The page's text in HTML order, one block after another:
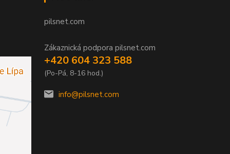
pilsnet.com
Zákaznická podpora pilsnet.com
+420 604 323 588
(Po-Pá, 8-16 hod.)
info@pilsnet.com